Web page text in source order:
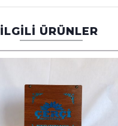
İLGİLİ ÜRÜNLER